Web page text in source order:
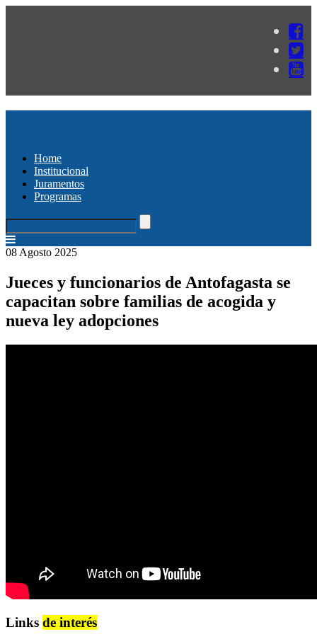
Home
Institucional
Juramentos
Programas
08 Agosto 2025
Jueces y funcionarios de Antofagasta se
capacitan sobre familias de acogida y
nueva ley adopciones
Links de interés